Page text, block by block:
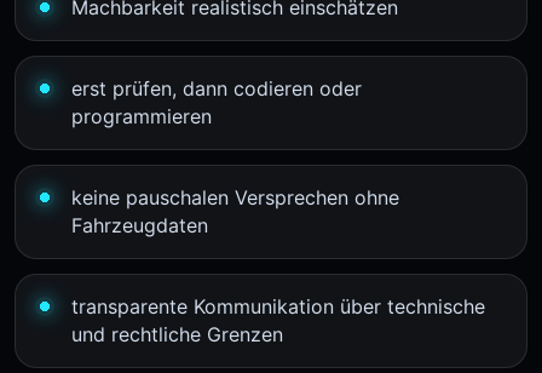
Machbarkeit realistisch einschätzen
erst prüfen, dann codieren oder
programmieren
keine pauschalen Versprechen ohne
Fahrzeugdaten
transparente Kommunikation über technische
und rechtliche Grenzen